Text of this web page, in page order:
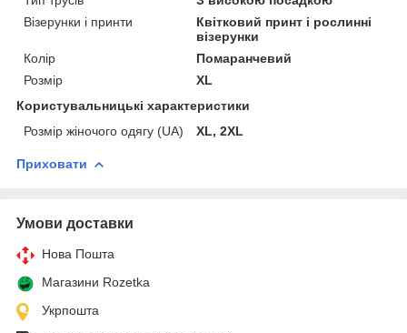
Візерунки і принти
Квітковий принт і рослинні
візерунки
Колір
Помаранчевий
Розмір
XL
Користувальницькі характеристики
Розмір жіночого одягу (UA)
XL, 2XL
Приховати
Умови доставки
Нова Пошта
Магазини Rozetka
Укрпошта